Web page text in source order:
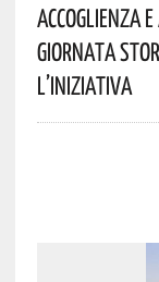
Accoglienza
Giornata
L’iniziativa